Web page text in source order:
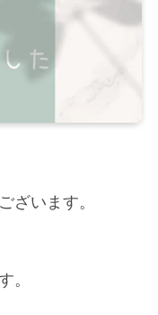
ざいます。
。